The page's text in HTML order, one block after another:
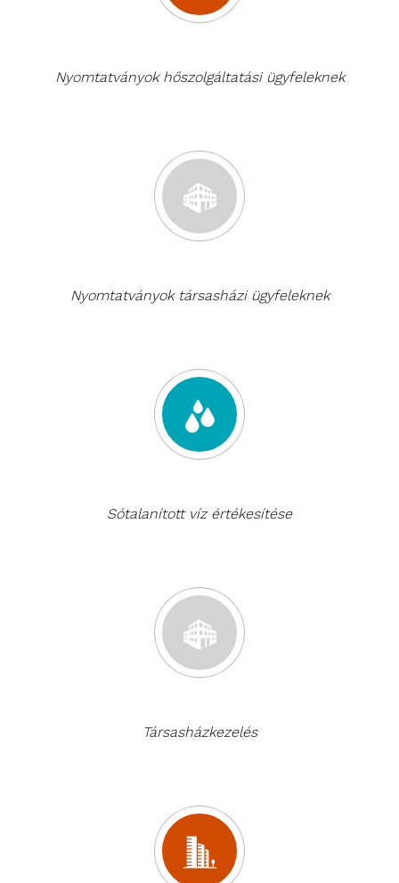
Nyomtatványok hőszolgáltatási ügyfeleknek
Nyomtatványok társasházi ügyfeleknek
Sótalanított víz értékesítése
Társasházkezelés